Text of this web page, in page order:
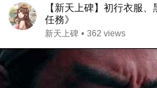
【新天上碑】初行衣服
任務》
新天上碑 • 362 views